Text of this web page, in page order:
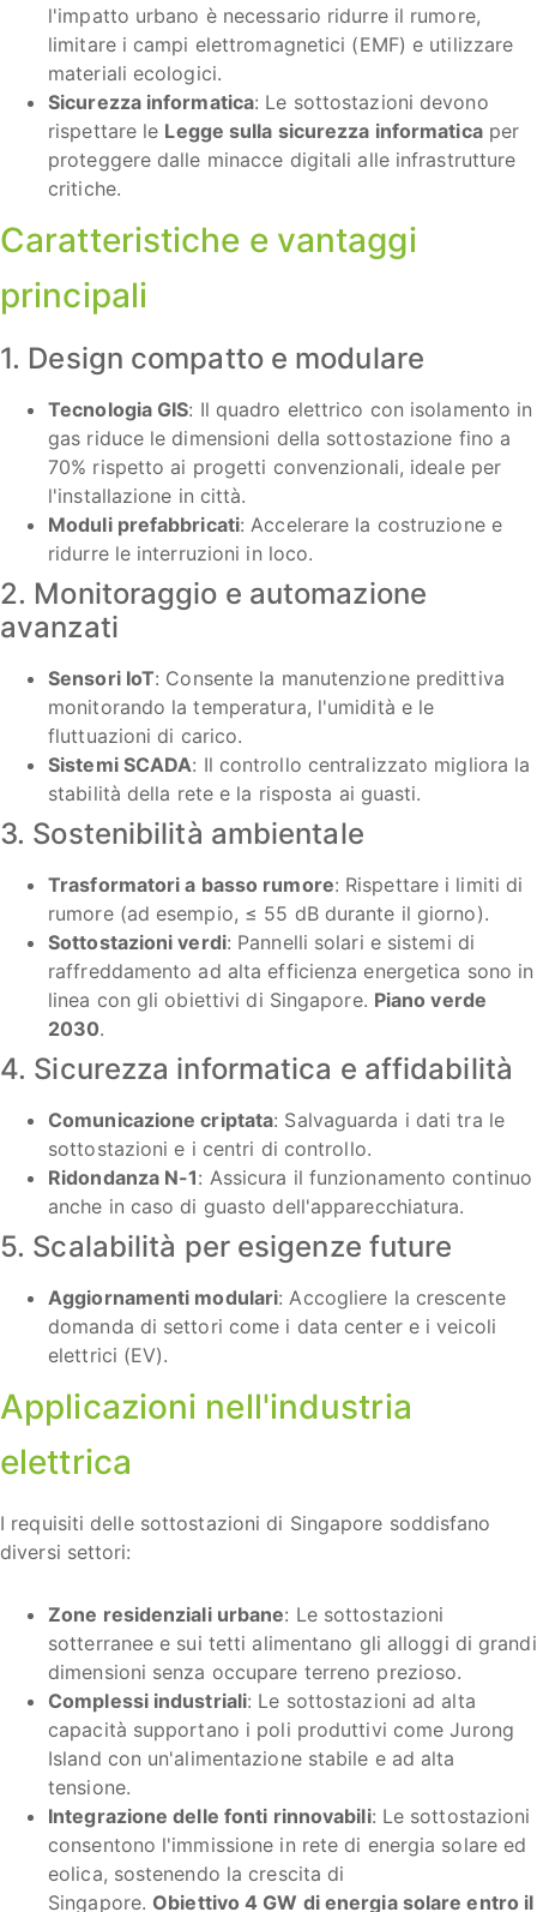
l'impatto urbano è necessario ridurre il rumore,
limitare i campi elettromagnetici (EMF) e utilizzare
materiali ecologici.
Sicurezza informatica: Le sottostazioni devono
rispettare le Legge sulla sicurezza informaticaper
proteggere dalle minacce digitali alle infrastrutture
critiche.
Caratteristiche e vantaggi
principali
1. Design compatto e modulare
Tecnologia GIS: Il quadro elettrico con isolamento in
gas riduce le dimensioni della sottostazione fino a
70% rispetto ai progetti convenzionali, ideale per
l'installazione in città.
Moduli prefabbricati: Accelerare la costruzione e
ridurre le interruzioni in loco.
2. Monitoraggio e automazione
avanzati
Sensori IoT: Consente la manutenzione predittiva
monitorando la temperatura, l'umidità e le
fluttuazioni di carico.
Sistemi SCADA: Il controllo centralizzato migliora la
stabilità della rete e la risposta ai guasti.
3. Sostenibilità ambientale
Trasformatori a basso rumore: Rispettare i limiti di
rumore (ad esempio, ≤ 55 dB durante il giorno).
Sottostazioni verdi: Pannelli solari e sistemi di
raffreddamento ad alta efficienza energetica sono in
linea con gli obiettivi di Singapore. Piano verde
2030.
4. Sicurezza informatica e affidabilità
Comunicazione criptata: Salvaguarda i dati tra le
sottostazioni e i centri di controllo.
Ridondanza N-1: Assicura il funzionamento continuo
anche in caso di guasto dell'apparecchiatura.
5. Scalabilità per esigenze future
Aggiornamenti modulari: Accogliere la crescente
domanda di settori come i data center e i veicoli
elettrici (EV).
Applicazioni nell'industria
elettrica
I requisiti delle sottostazioni di Singapore soddisfano
diversi settori:
Zone residenziali urbane: Le sottostazioni
sotterranee e sui tetti alimentano gli alloggi di grandi
dimensioni senza occupare terreno prezioso.
Complessi industriali: Le sottostazioni ad alta
capacità supportano i poli produttivi come Jurong
Island con un'alimentazione stabile e ad alta
tensione.
Integrazione delle fonti rinnovabili: Le sottostazioni
consentono l'immissione in rete di energia solare ed
eolica, sostenendo la crescita di
Singapore. Obiettivo 4 GW di energia solare entro il